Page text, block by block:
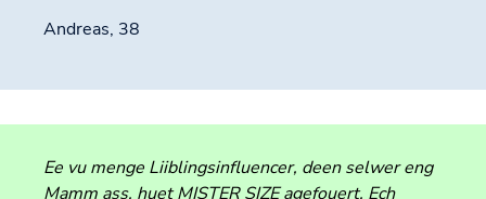
Andreas, 38
Ee vu menge Liiblingsinfluencer, deen selwer eng
Mamm ass, huet MISTER SIZE agefouert. Ech